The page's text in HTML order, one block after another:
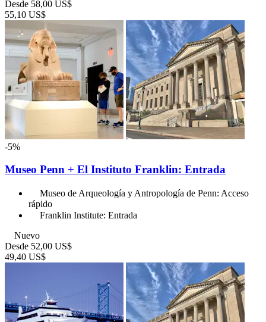
Desde 58,00 US$
55,10 US$
-5%
Museo Penn + El Instituto Franklin: Entrada
Museo de Arqueología y Antropología de Penn: Acceso
rápido
Franklin Institute: Entrada
Nuevo
Desde 52,00 US$
49,40 US$